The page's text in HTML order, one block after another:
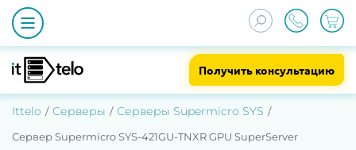
Получить консультацию
Ittelo Серверы Серверы Supermicro SYS
Сервер Supermicro SYS-421GU-TNXR GPU SuperServer